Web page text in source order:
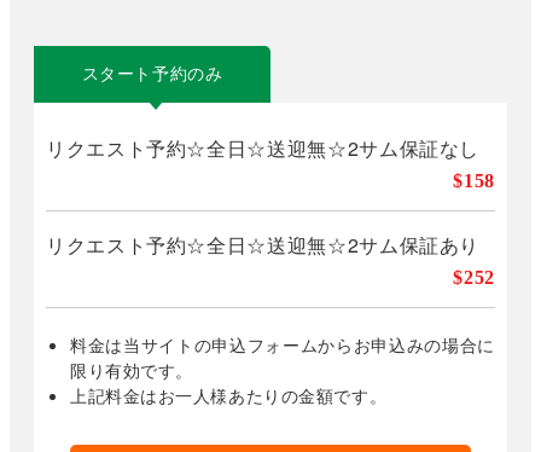
スタート予約のみ
リクエスト予約☆全日☆送迎無☆2サム保証なし
$158
リクエスト予約☆全日☆送迎無☆2サム保証あり
$252
料金は当サイトの申込フォームからお申込みの場合に
限り有効です。
上記料金はお一人様あたりの金額です。